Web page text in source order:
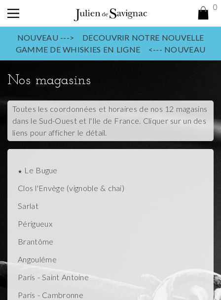
0
NOUVEAU ---> DECOUVRIR NOTRE NOUVELLE
GAMME DE WHISKIES EN LIGNE <--- NOUVEAU
Nos magasins
Toutes les coordonnées et horaires de nos 12 magasins
dans le Sud-Ouest et l'Ile de France. Cliquer sur un des
liens pour afficher le détail.
Le Bugue
Clos l'Envège (vignoble & chai)
Sarlat
Périgueux
Brantôme
Angoulême
Paris - Saint Antoine
Paris - Cambronne